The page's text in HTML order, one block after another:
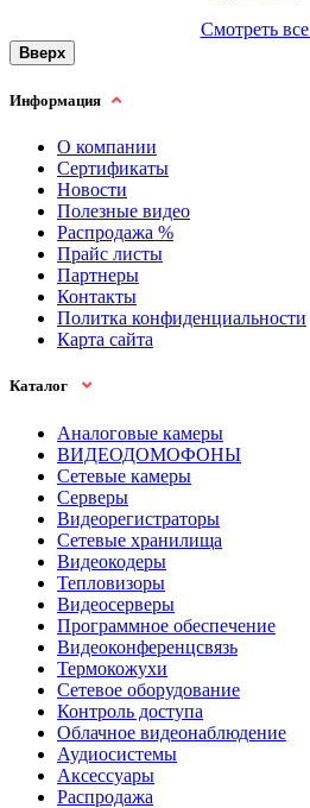
Смотреть все
Вверх
Информация
О компании
Сертификаты
Новости
Полезные видео
Распродажа %
Прайс листы
Партнеры
Контакты
Политка конфиденциальности
Карта сайта
Каталог
Аналоговые камеры
ВИДЕОДОМОФОНЫ
Сетевые камеры
Серверы
Видеорегистраторы
Сетевые хранилища
Видеокодеры
Тепловизоры
Видеосерверы
Программное обеспечение
Видеоконференцсвязь
Термокожухи
Сетевое оборудование
Контроль доступа
Облачное видеонаблюдение
Аудиосистемы
Аксессуары
Распродажа